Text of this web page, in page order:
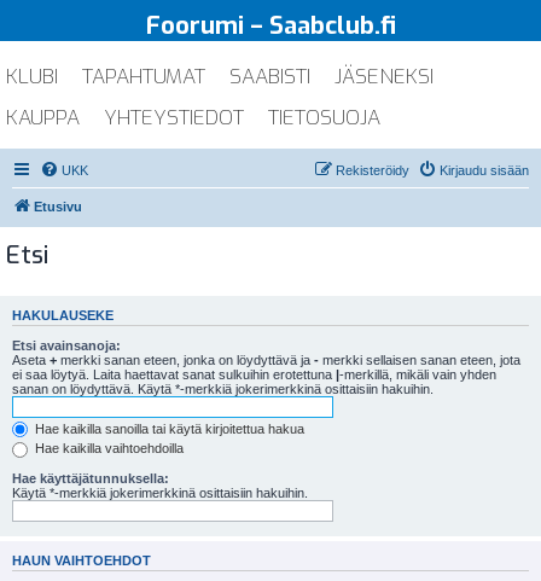
Foorumi – Saabclub.fi
KLUBI TAPAHTUMAT SAABISTI
JÄSENEKSI
KAUPPA
YHTEYSTIEDOT TIETOSUOJA
UKK Kirjaudu sisään
Rekisteröidy
Etusivu
Etsi
HAKULAUSEKE
Etsi avainsanoja:
Aseta + merkki sanan eteen, jonka on löydyttävä ja - merkki sellaisen sanan eteen, jota
ei saa löytyä. Laita haettavat sanat sulkuihin erotettuna |-merkillä, mikäli vain yhden
sanan on löydyttävä. Käytä *-merkkiä jokerimerkkinä osittaisiin hakuihin.
Hae kaikilla sanoilla tai käytä kirjoitettua hakua
Hae kaikilla vaihtoehdoilla
Hae käyttäjätunnuksella:
Käytä *-merkkiä jokerimerkkinä osittaisiin hakuihin.
HAUN VAIHTOEHDOT